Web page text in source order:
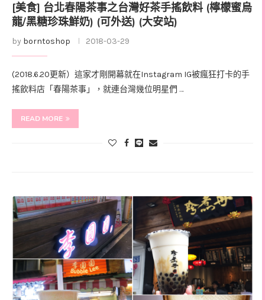
[美食] 台北春陽茶事之台灣好茶手搖飲料 (檸檬蜜烏
龍/黑糖珍珠鮮奶) (可外送) (大安站)
by borntoshop 2018-03-29
(2018.6.20更新）這家才剛開幕就在Instagram IG被瘋狂打卡的手
搖飲料店「春陽茶事」，就連台灣幾位明星們 …
READ MORE